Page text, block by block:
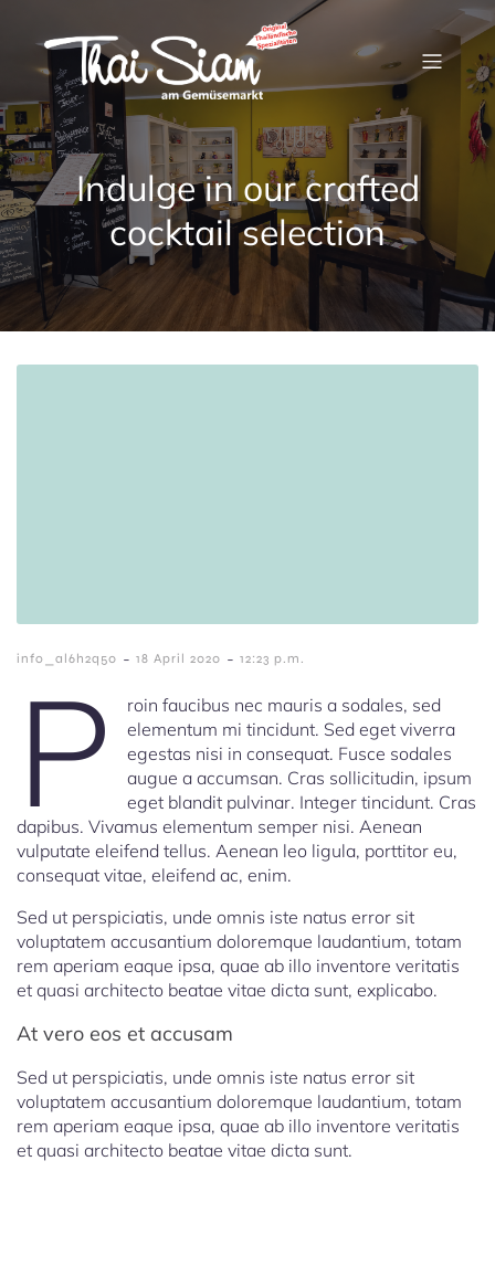
Indulge in our crafted
cocktail selection
info_al6h2q50 - 18 April 2020 - 12:23 p.m.
P
roin faucibus nec mauris a sodales, sed
elementum mi tincidunt. Sed eget viverra
egestas nisi in consequat. Fusce sodales
augue a accumsan. Cras sollicitudin, ipsum
eget blandit pulvinar. Integer tincidunt. Cras
dapibus. Vivamus elementum semper nisi. Aenean
vulputate eleifend tellus. Aenean leo ligula, porttitor eu,
consequat vitae, eleifend ac, enim.
Sed ut perspiciatis, unde omnis iste natus error sit
voluptatem accusantium doloremque laudantium, totam
rem aperiam eaque ipsa, quae ab illo inventore veritatis
et quasi architecto beatae vitae dicta sunt, explicabo.
At vero eos et accusam
Sed ut perspiciatis, unde omnis iste natus error sit
voluptatem accusantium doloremque laudantium, totam
rem aperiam eaque ipsa, quae ab illo inventore veritatis
et quasi architecto beatae vitae dicta sunt.